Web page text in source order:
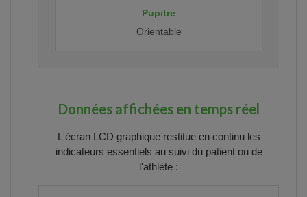
Pupitre
Orientable
Données affichées en temps réel
L'écran LCD graphique restitue en continu les
indicateurs essentiels au suivi du patient ou de
l'athlète :